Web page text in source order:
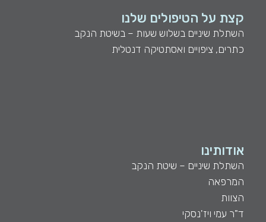
קצת על הטיפולים שלנו
השתלת שיניים בשלוש שעות – בשיטת הנקב
כתרים, ציפויים ואסתטיקה דנטלית
אודותינו
השתלת שיניים – שיטת הנקב
המרפאה
הצוות
ד"ר עמי ויז'נסקי